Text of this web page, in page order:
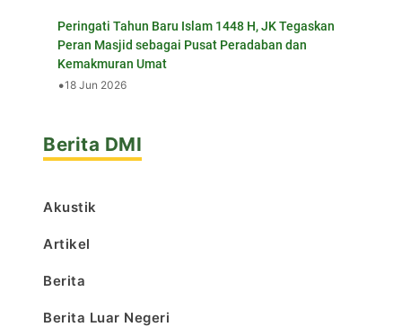
Peringati Tahun Baru Islam 1448 H, JK Tegaskan
Peran Masjid sebagai Pusat Peradaban dan
Kemakmuran Umat
•18 Jun 2026
Berita DMI
Akustik
Artikel
Berita
Berita Luar Negeri